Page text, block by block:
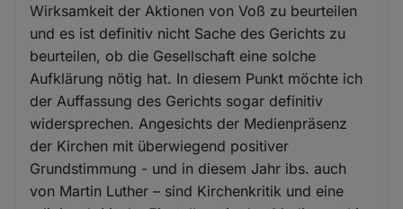
Wirksamkeit der Aktionen von Voß zu beurteilen
und es ist definitiv nicht Sache des Gerichts zu
beurteilen, ob die Gesellschaft eine solche
Aufklärung nötig hat. In diesem Punkt möchte ich
der Auffassung des Gerichts sogar definitiv
widersprechen. Angesichts der Medienpräsenz
der Kirchen mit überwiegend positiver
Grundstimmung - und in diesem Jahr ibs. auch
von Martin Luther – sind Kirchenkritik und eine